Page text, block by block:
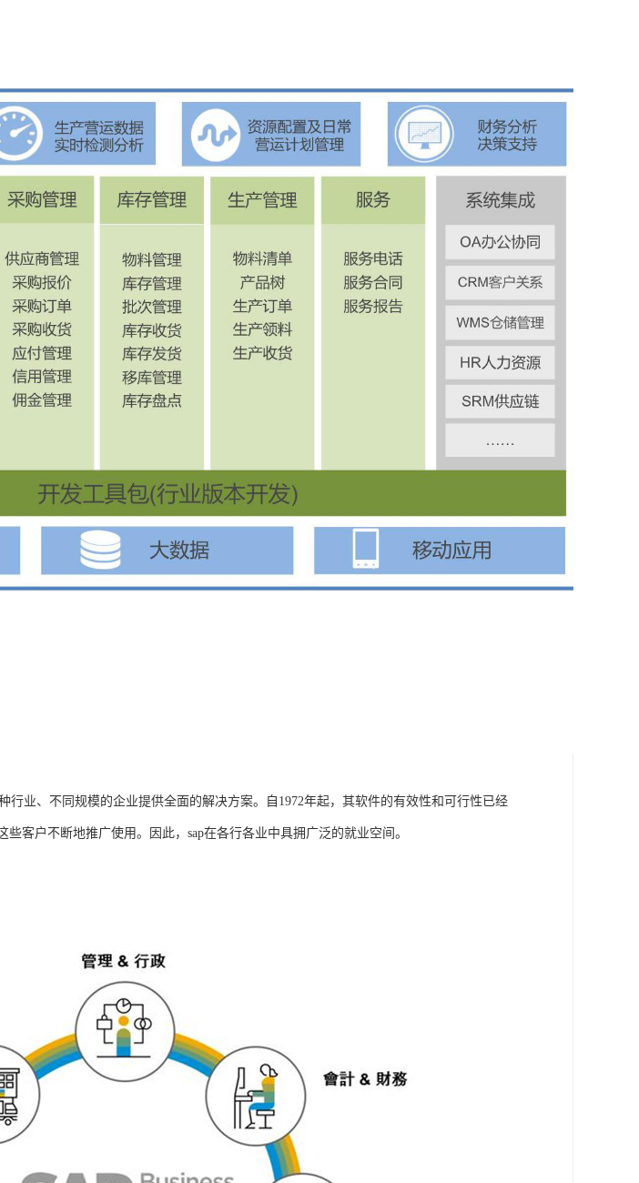
行业、不同规模的企业提供全面的解决方案。自1972年起，其软件的有效性和可行性已经
客户不断地推广使用。因此，sap在各行各业中具拥广泛的就业空间。